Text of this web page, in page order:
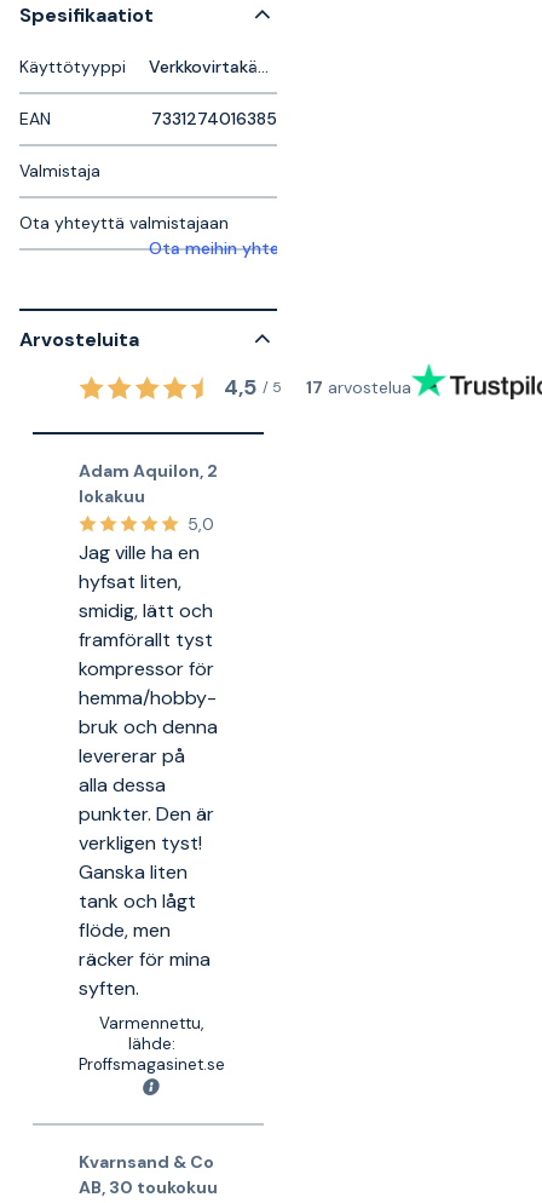
Spesifikaatiot
Käyttötyyppi Verkkovirtakäyttöinen
EAN 7331274016385
Valmistaja
Ota yhteyttä valmistajaan
Ota meihin yhteyttä saadaksesi lisätietoja
Arvosteluita
4,5 / 5 17 arvostelua
Adam Aquilon, 2
lokakuu
5,0
Jag ville ha en
hyfsat liten,
smidig, lätt och
framförallt tyst
kompressor för
hemma/hobby-
bruk och denna
levererar på
alla dessa
punkter. Den är
verkligen tyst!
Ganska liten
tank och lågt
flöde, men
räcker för mina
syften.
Varmennettu,
lähde:
Proffsmagasinet.se
Kvarnsand & Co
AB, 30 toukokuu